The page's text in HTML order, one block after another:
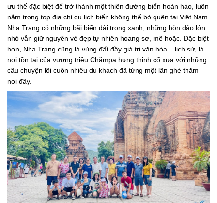
ưu thế đặc biệt để trở thành một thiên đường biển hoàn hảo, luôn
nằm trong top địa chỉ du lịch biển không thể bỏ quên tại Việt Nam.
Nha Trang có những bãi biển dài trong xanh, những hòn đảo lớn
nhỏ vẫn giữ nguyên vẻ đẹp tự nhiên hoang sơ, mê hoặc. Đặc biệt
hơn, Nha Trang cũng là vùng đất đầy giá trị văn hóa – lịch sử, là
nơi tồn tại của vương triều Chămpa hưng thịnh cổ xưa với những
câu chuyện lôi cuốn nhiều du khách đã từng một lần ghé thăm
nơi đây.